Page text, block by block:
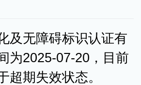
及无障碍标识认证有
为2025-07-20，目前
超期失效状态。